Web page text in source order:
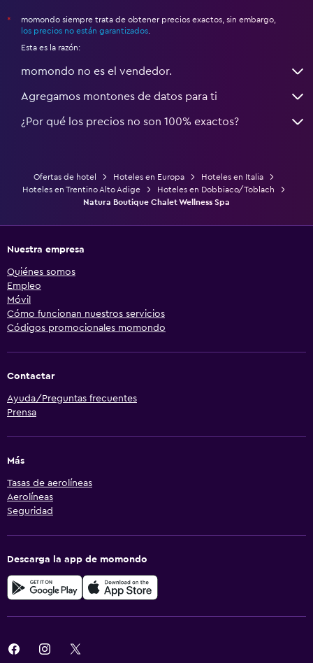
*
momondo siempre trata de obtener precios exactos, sin embargo,
los precios no están garantizados
Esta es la razón:
momondo no es el vendedor.
Agregamos montones de datos para ti
¿Por qué los precios no son 100% exactos?
Ofertas de hotel Hoteles en Europa
Hoteles en Italia
Hoteles en Trentino Alto Adige
Hoteles en Dobbiaco/Toblach
Natura Boutique Chalet Wellness Spa
Nuestra empresa
Quiénes somos
Empleo
Móvil
Cómo funcionan nuestros servicios
Códigos promocionales momondo
Contactar
Ayuda/Preguntas frecuentes
Prensa
Más
Tasas de aerolíneas
Aerolíneas
Seguridad
Descarga la app de momondo